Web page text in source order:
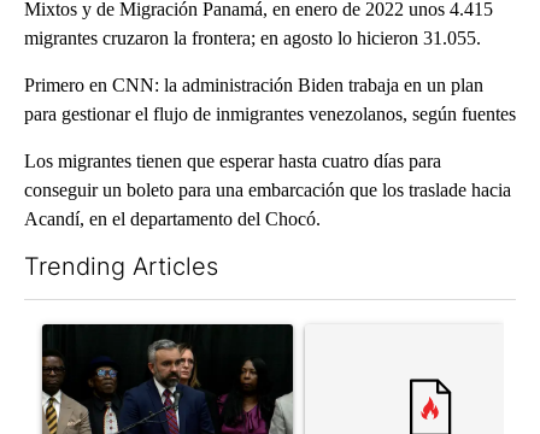
Mixtos y de Migración Panamá, en enero de 2022 unos 4.415
migrantes cruzaron la frontera; en agosto lo hicieron 31.055.
Primero en CNN: la administración Biden trabaja en un plan
para gestionar el flujo de inmigrantes venezolanos, según fuentes
Los migrantes tienen que esperar hasta cuatro días para
conseguir un boleto para una embarcación que los traslade hacia
Acandí, en el departamento del Chocó.
Trending Articles
A trending article titled "New Mexico AG claims 'victory'